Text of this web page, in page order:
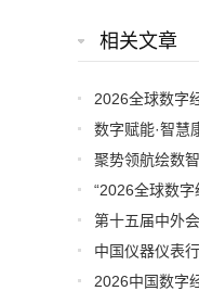
相关文章
2026全球数字
2026中国数字